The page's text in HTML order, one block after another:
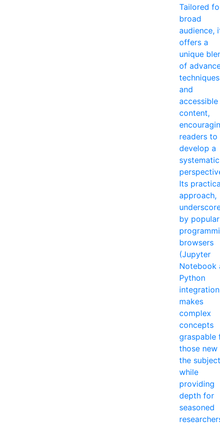
Tailored
broad
audience,
offers a
unique
of
techniques
and
accessible
content,
readers to
develop a
systematic
Its
approach,
by popular
browsers
(Jupyter
Notebook
Python
makes
complex
concepts
graspable
those
the subject
while
providing
depth for
seasoned